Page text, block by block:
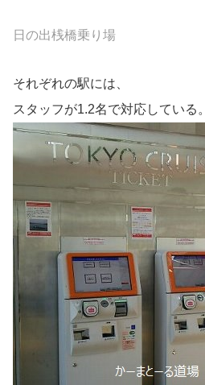
日の出桟橋乗り場
それぞれの駅には、
スタッフが1.2名で対応している。